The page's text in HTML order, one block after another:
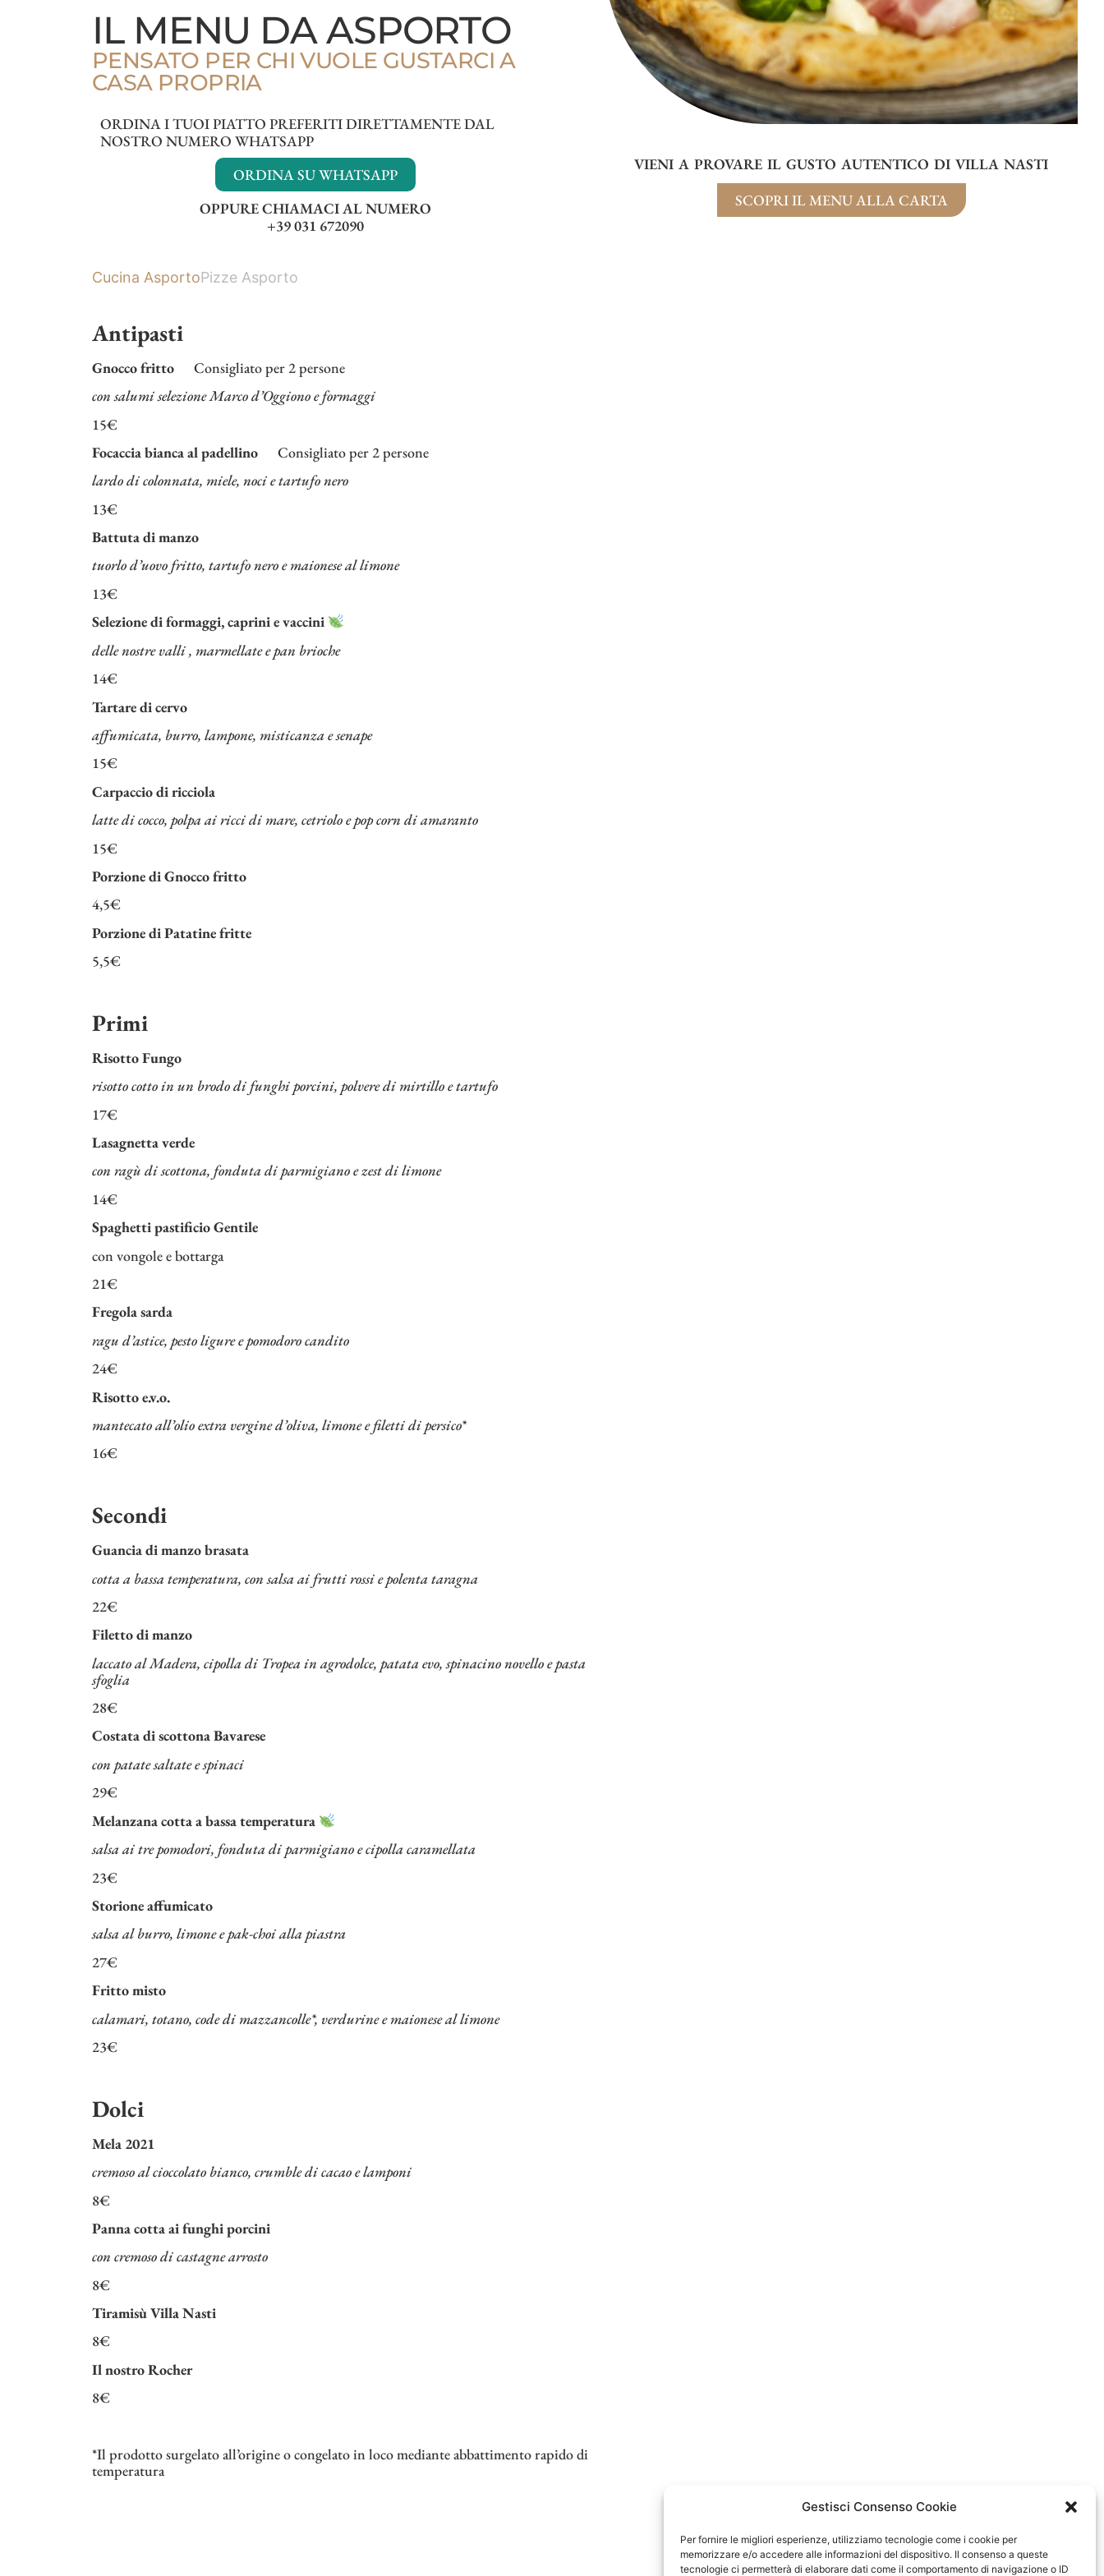
Gestisci Consenso Cookie
Per fornire le migliori esperienze, utilizziamo tecnologie come i cookie per
memorizzare e/o accedere alle informazioni del dispositivo. Il consenso a queste
tecnologie ci permetterà di elaborare dati come il comportamento di navigazione o ID
IL MENU DA ASPORTO
PENSATO PER CHI VUOLE GUSTARCI A
CASA PROPRIA
ORDINA I TUOI PIATTO PREFERITI DIRETTAMENTE DAL
NOSTRO NUMERO WHATSAPP
ORDINA SU WHATSAPP
OPPURE CHIAMACI AL NUMERO
+39 031 672090
Cucina AsportoPizze Asporto
Antipasti
Gnocco fritto Consigliato per 2 persone
con salumi selezione Marco d’Oggiono e formaggi
15€
Focaccia bianca al padellino
Consigliato per 2 persone
lardo di colonnata, miele, noci e tartufo nero
13€
Battuta di manzo
tuorlo d’uovo fritto, tartufo nero e maionese al limone
13€
Selezione di formaggi, caprini e vaccini
delle nostre valli , marmellate e pan brioche
14€
Tartare di cervo
affumicata, burro, lampone, misticanza e senape
15€
Carpaccio di ricciola
latte di cocco, polpa ai ricci di mare, cetriolo e pop corn di amaranto
15€
Porzione di Gnocco fritto
4,5€
Porzione di Patatine fritte
5,5€
Primi
Risotto Fungo
risotto cotto in un brodo di funghi porcini, polvere di mirtillo e tartufo
17€
Lasagnetta verde
con ragù di scottona, fonduta di parmigiano e zest di limone
14€
Spaghetti pastificio Gentile
con vongole e bottarga
21€
Fregola sarda
ragu d’astice, pesto ligure e pomodoro candito
24€
Risotto e.v.o.
mantecato all’olio extra vergine d’oliva, limone e filetti di persico*
16€
Secondi
Guancia di manzo brasata
cotta a bassa temperatura, con salsa ai frutti rossi e polenta taragna
22€
Filetto di manzo
laccato al Madera, cipolla di Tropea in agrodolce, patata evo, spinacino novello e pasta
sfoglia
28€
Costata di scottona Bavarese
con patate saltate e spinaci
29€
Melanzana cotta a bassa temperatura
salsa ai tre pomodori, fonduta di parmigiano e cipolla caramellata
23€
Storione affumicato
salsa al burro, limone e pak-choi alla piastra
27€
Fritto misto
calamari, totano, code di mazzancolle*, verdurine e maionese al limone
23€
Dolci
Mela 2021
cremoso al cioccolato bianco, crumble di cacao e lamponi
8€
Panna cotta ai funghi porcini
con cremoso di castagne arrosto
8€
Tiramisù Villa Nasti
8€
Il nostro Rocher
8€
*Il prodotto surgelato all’origine o congelato in loco mediante abbattimento rapido di
temperatura
VIENI A PROVARE IL GUSTO AUTENTICO DI VILLA NASTI
SCOPRI IL MENU ALLA CARTA